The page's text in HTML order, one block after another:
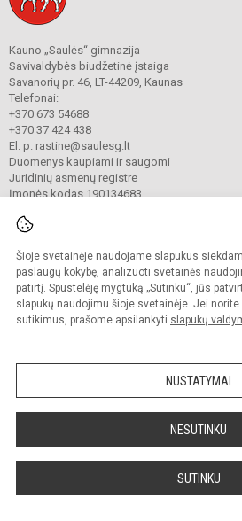
Šioje svetainėje naudojame slapukus
paslaugų kokybę, analizuoti svetainės
patirtį. Spustelėję mygtuką „Sutinku“, jūs
slapukų naudojimu šioje svetainėje. Jei
sutikimus, prašome apsilankyti slapukų
NUSTATYMAI
NESUTINKU
SUTINKU
Kauno „Saulės“ gimnazija
Savivaldybės biudžetinė įstaiga
Savanorių pr. 46, LT-44209, Kaunas
Telefonai:
+370 673 54688
+370 37 424 438
El. p. rastine@saulesg.lt
Duomenys kaupiami ir saugomi
Juridinių asmenų registre
Įmonės kodas 190134683
© 2023 Kauno „Saulės“ gimnazija.
Kopijuoti turinį be raštiško gimnazijos
Prieinamumo paraiška
Sumanus būdas atnaujinti